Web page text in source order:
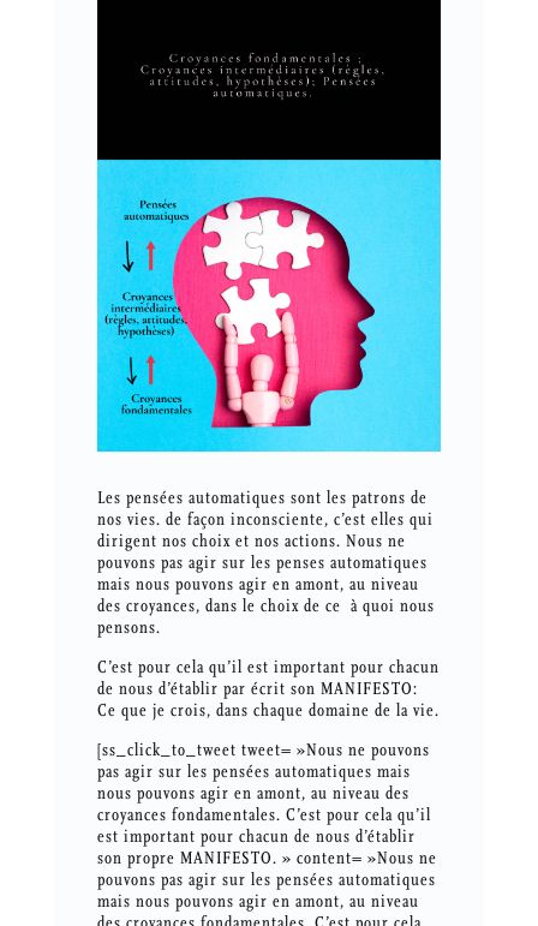
Les pensées automatiques sont les patrons de
nos vies. de façon inconsciente, c’est elles qui
dirigent nos choix et nos actions. Nous ne
pouvons pas agir sur les penses automatiques
mais nous pouvons agir en amont, au niveau
des croyances, dans le choix de ce à quoi nous
pensons.
C’est pour cela qu’il est important pour chacun
de nous d’établir par écrit son MANIFESTO:
Ce que je crois, dans chaque domaine de la vie.
[ss_click_to_tweet tweet= »Nous ne pouvons
pas agir sur les pensées automatiques mais
nous pouvons agir en amont, au niveau des
croyances fondamentales. C’est pour cela qu’il
est important pour chacun de nous d’établir
son propre MANIFESTO. » content= »Nous ne
pouvons pas agir sur les pensées automatiques
mais nous pouvons agir en amont, au niveau